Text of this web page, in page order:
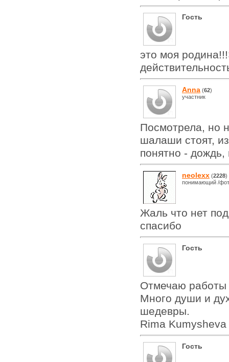
Гость
это моя
Anna (62)
участник
Посмотрела, но
шалаши стоят,
понятно - дождь,
neolexx (2228)
понимающий /
Жаль что нет
спасибо
Гость
Отмечаю работы
Много души и
шедевры.
Rima Kumysheva
Гость